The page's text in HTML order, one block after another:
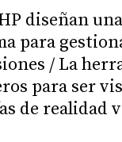
diseñan
para
/ La
para ser
de realidad